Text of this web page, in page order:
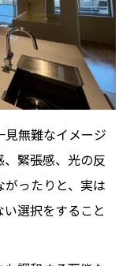
無難なイメージ
緊張感、光の反
ったりと、実は
選択をすること